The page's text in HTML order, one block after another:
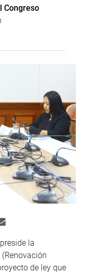
Congreso
la
de ley que